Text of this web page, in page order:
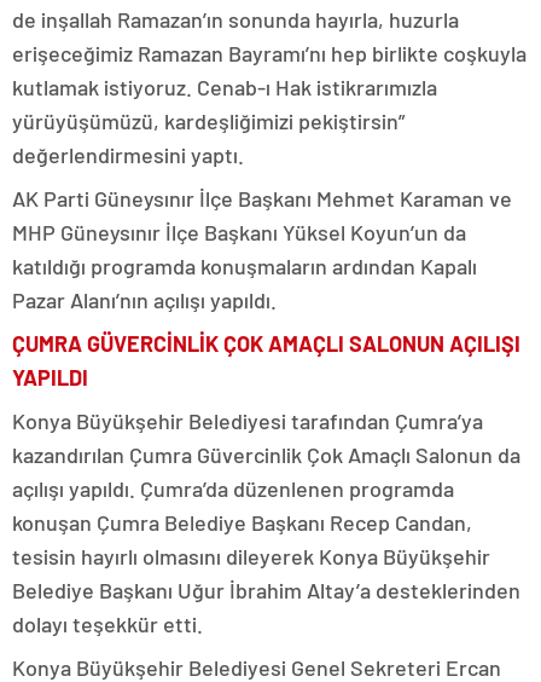
de inşallah Ramazan’ın sonunda hayırla, huzurla
erişeceğimiz Ramazan Bayramı’nı hep birlikte coşkuyla
kutlamak istiyoruz. Cenab-ı Hak istikrarımızla
yürüyüşümüzü, kardeşliğimizi pekiştirsin”
değerlendirmesini yaptı.
AK Parti Güneysınır İlçe Başkanı Mehmet Karaman ve
MHP Güneysınır İlçe Başkanı Yüksel Koyun’un da
katıldığı programda konuşmaların ardından Kapalı
Pazar Alanı’nın açılışı yapıldı.
ÇUMRA GÜVERCİNLİK ÇOK AMAÇLI SALONUN AÇILIŞI
YAPILDI
Konya Büyükşehir Belediyesi tarafından Çumra’ya
kazandırılan Çumra Güvercinlik Çok Amaçlı Salonun da
açılışı yapıldı. Çumra’da düzenlenen programda
konuşan Çumra Belediye Başkanı Recep Candan,
tesisin hayırlı olmasını dileyerek Konya Büyükşehir
Belediye Başkanı Uğur İbrahim Altay’a desteklerinden
dolayı teşekkür etti.
Konya Büyükşehir Belediyesi Genel Sekreteri Ercan